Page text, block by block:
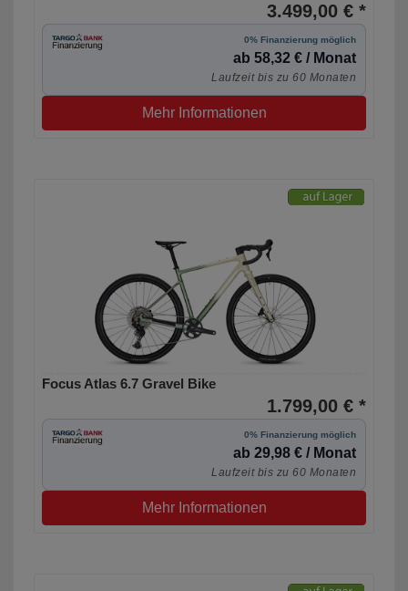
3.499,00 € *
0% Finanzierung möglich
ab 58,32 € / Monat
Laufzeit bis zu 60 Monaten
Mehr Informationen
Focus Atlas 6.7 Gravel Bike
1.799,00 € *
0% Finanzierung möglich
ab 29,98 € / Monat
Laufzeit bis zu 60 Monaten
Mehr Informationen